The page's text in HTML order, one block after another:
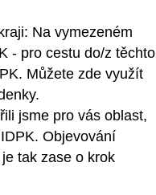
Na vymezeném
- pro cestu do/z těchto
Můžete zde využít
jsme pro vás oblast,
Objevování
tak zase o krok